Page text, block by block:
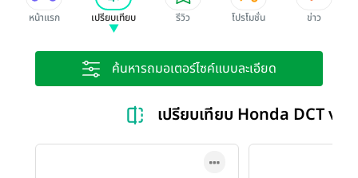
หน้าแรก เปรียบเทียบ รีวิว โปรโมชั่น ข่าว
ค้นหารถมอเตอร์ไซค์แบบละเอียด
เปรียบเทียบ Honda DCT